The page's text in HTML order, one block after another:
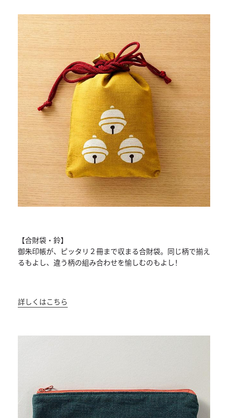
【合財袋・鈴】
御朱印帳が、ピッタリ２冊まで収まる合財袋。 同じ柄で揃え
るもよし、違う柄の組み合わせを愉しむのもよし！
詳しくはこちら